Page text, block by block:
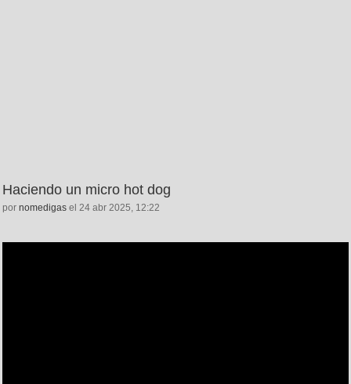
Haciendo un micro hot dog
por nomedigas el 24 abr 2025, 12:22